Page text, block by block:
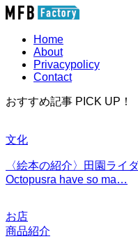
Home
About
Privacypolicy
Contact
おすすめ記事 PICK UP！
文化
〈絵本の紹介〉田園ライ
Octopusra have so ma…
お店
商品紹介